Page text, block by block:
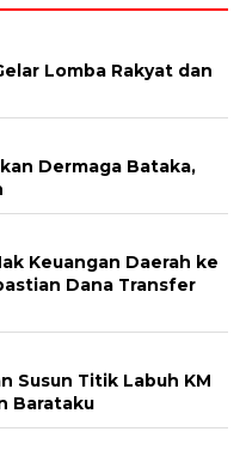
Lomba Rakyat dan
Dermaga Bataka,
Keuangan Daerah ke
Dana Transfer
Susun Titik Labuh KM
Barataku